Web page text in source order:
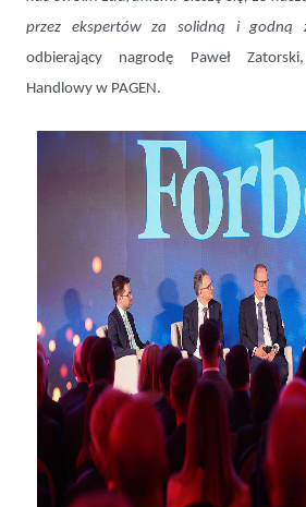
przez ekspertów za solidną i godną
odbierający nagrodę Paweł
Handlowy w PAGEN.